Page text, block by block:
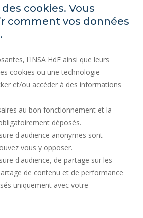
cookies. Vous
comment vos données
l'INSA HdF ainsi que leurs
cookies ou une technologie
et/ou accéder à des informations
au bon fonctionnement et la
déposés.
d'audience anonymes sont
vous y opposer.
d'audience, de partage sur les
de contenu et de performance
uniquement avec votre